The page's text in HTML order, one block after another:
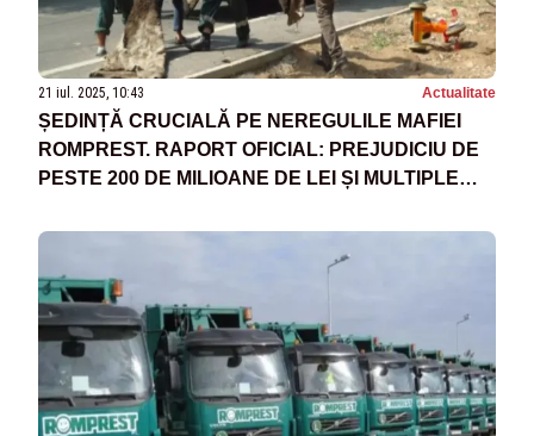
21 iul. 2025, 10:43 Actualitate
ȘEDINȚĂ CRUCIALĂ PE NEREGULILE MAFIEI
ROMPREST. RAPORT OFICIAL: PREJUDICIU DE
PESTE 200 DE MILIOANE DE LEI ȘI MULTIPLE
ȘI PRIMĂRIA SECTORULUI 1